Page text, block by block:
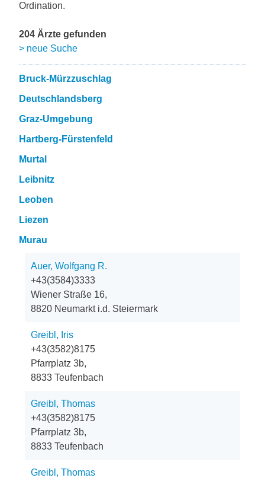
Ordination.
204 Ärzte gefunden
> neue Suche
Bruck-Mürzzuschlag
Deutschlandsberg
Graz-Umgebung
Hartberg-Fürstenfeld
Murtal
Leibnitz
Leoben
Liezen
Murau
Auer, Wolfgang R.
+43(3584)3333
Wiener Straße 16,
8820 Neumarkt i.d. Steiermark
Greibl, Iris
+43(3582)8175
Pfarrplatz 3b,
8833 Teufenbach
Greibl, Thomas
+43(3582)8175
Pfarrplatz 3b,
8833 Teufenbach
Greibl, Thomas